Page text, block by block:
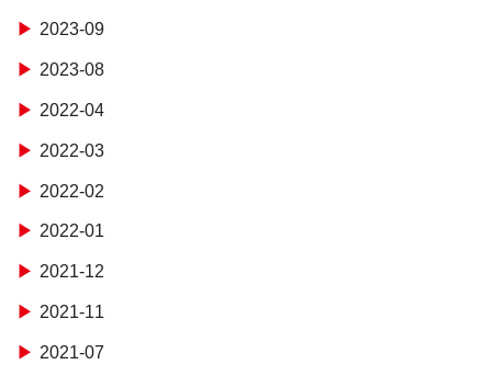
2023-09
2023-08
2022-04
2022-03
2022-02
2022-01
2021-12
2021-11
2021-07